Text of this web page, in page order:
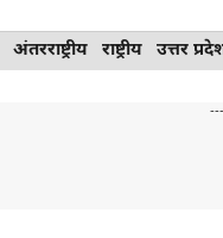
Skip
to
अंतरराष्ट्रीय राष्ट्रीय उत्तर